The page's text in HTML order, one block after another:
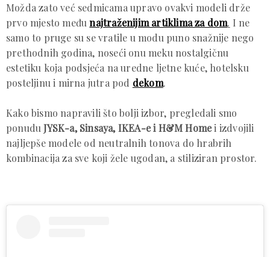
Možda zato već sedmicama upravo ovakvi modeli drže
prvo mjesto međunajtraženijim artiklima za dom. I ne
samo to pruge su se vratile u modu puno snažnije nego
prethodnih godina, noseći onu meku nostalgičnu
estetiku koja podsjeća na uredne ljetne kuće, hotelsku
posteljinu i mirna jutra pod dekom.
Kako bismo napravili što bolji izbor, pregledali smo
ponuduJYSK-a, Sinsaya, IKEA-e i H&M Homei izdvojili
najljepše modele od neutralnih tonova do hrabrih
kombinacija za sve koji žele ugodan, a stiliziran prostor.